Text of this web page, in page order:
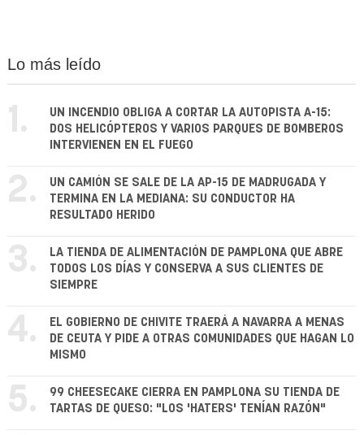
Lo más leído
1.
UN INCENDIO OBLIGA A CORTAR LA AUTOPISTA A-15:
DOS HELICÓPTEROS Y VARIOS PARQUES DE BOMBEROS
INTERVIENEN EN EL FUEGO
2.
UN CAMIÓN SE SALE DE LA AP-15 DE MADRUGADA Y
TERMINA EN LA MEDIANA: SU CONDUCTOR HA
RESULTADO HERIDO
3.
LA TIENDA DE ALIMENTACIÓN DE PAMPLONA QUE ABRE
TODOS LOS DÍAS Y CONSERVA A SUS CLIENTES DE
SIEMPRE
4.
EL GOBIERNO DE CHIVITE TRAERÁ A NAVARRA A MENAS
DE CEUTA Y PIDE A OTRAS COMUNIDADES QUE HAGAN LO
MISMO
5.
99 CHEESECAKE CIERRA EN PAMPLONA SU TIENDA DE
TARTAS DE QUESO: "LOS 'HATERS' TENÍAN RAZÓN"